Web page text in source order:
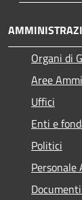
Organi di
Aree
Uffici
Enti e
Politici